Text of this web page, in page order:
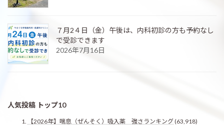
７月2４日（金）午後は、内科初診の方も予約なし
で受診できます
2026年7月16日
人気投稿 トップ10
【2026年】喘息（ぜんそく）吸入薬 強さランキング(63,918)